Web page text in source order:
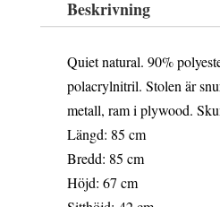
Beskrivning
Quiet natural. 90%
polacrylnitril. Stolen är
metall, ram i plywood.
Längd: 85 cm
Bredd: 85 cm
Höjd: 67 cm